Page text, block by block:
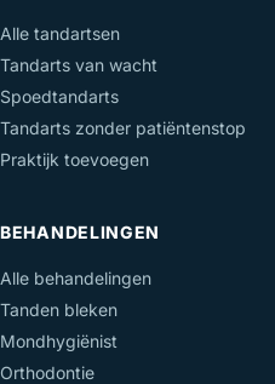
Alle tandartsen
Tandarts van wacht
Spoedtandarts
Tandarts zonder patiëntenstop
Praktijk toevoegen
BEHANDELINGEN
Alle behandelingen
Tanden bleken
Mondhygiënist
Orthodontie